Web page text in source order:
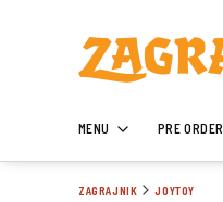
MENU PRE ORDER
ZAGRAJNIK JOYTOY